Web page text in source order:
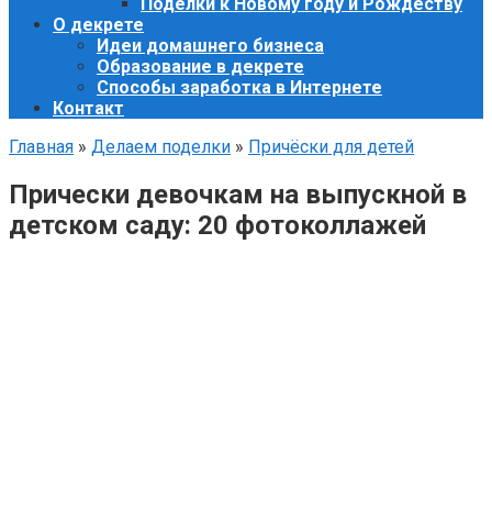
О декрете
Идеи домашнего бизнеса
Образование в декрете
Способы заработка в Интернете
Контакт
Главная » Делаем поделки » Причёски для детей
Прически девочкам на выпускной в
детском саду: 20 фотоколлажей